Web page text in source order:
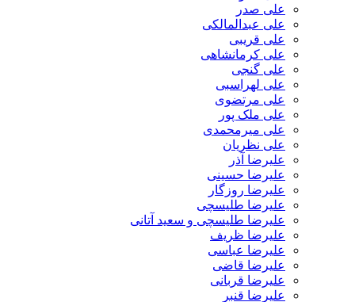
علی صدر
علی عبدالمالکی
علی قریبی
علی کرمانشاهی
علی گنجی
علی لهراسبی
علی مرتضوی
علی ملک پور
علی میرمحمدی
علی نظریان
علیرضا آذر
علیرضا حسینی
علیرضا روزگار
علیرضا طلیسچی
علیرضا طلیسچی و سعید آتانی
علیرضا ظریف
علیرضا عباسی
علیرضا قاضی
علیرضا قربانی
علیرضا قنبر